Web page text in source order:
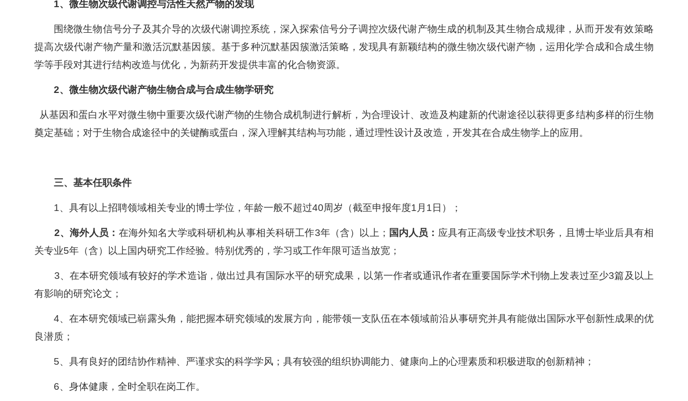
1、微生物次级代谢调控与活性天然产物的发现
围绕微生物信号分子及其介导的次级代谢调控系统，深入探索信号分子调控次级代谢产物生成的机制及其生物合成规律，从而开发有效策略
提高次级代谢产物产量和激活沉默基因簇。基于多种沉默基因簇激活策略，发现具有新颖结构的微生物次级代谢产物，运用化学合成和合成生物
学等手段对其进行结构改造与优化，为新药开发提供丰富的化合物资源。
2、微生物次级代谢产物生物合成与合成生物学研究
从基因和蛋白水平对微生物中重要次级代谢产物的生物合成机制进行解析，为合理设计、改造及构建新的代谢途径以获得更多结构多样的衍生物
奠定基础；对于生物合成途径中的关键酶或蛋白，深入理解其结构与功能，通过理性设计及改造，开发其在合成生物学上的应用。
三、基本任职条件
1、具有以上招聘领域相关专业的博士学位，年龄一般不超过40周岁（截至申报年度1月 1 日）；
2、海外人员： 在海外知名大学或科研机构从事相关科研工作3年（含）以上； 国内人员： 应具有正高级专业技术职务，且博士毕业后具有相
关专业5年（含）以上国内研究工作经验。特别优秀的，学习或工作年限可适当放宽；
3、在本研究领域有较好的学术造诣，做出过具有国际水平的研究成果，以第一作者或通讯作者在重要国际学术刊物上发表过至少3篇及以上
有影响的研究论文；
4、在本研究领域已崭露头角，能把握本研究领域的发展方向，能带领一支队伍在本领域前沿从事研究并具有能做出国际水平创新性成果的优
良潜质；
5、具有良好的团结协作精神、严谨求实的科学学风；具有较强的组织协调能力、健康向上的心理素质和积极进取的创新精神；
6、身体健康，全时全职在岗工作。